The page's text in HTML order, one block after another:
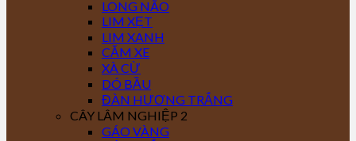
LONG NÃO
LIM XẸT
LIM XANH
CĂM XE
XÀ CỪ
DÓ BẦU
ĐÀN HƯƠNG TRẮNG
CÂY LÂM NGHIỆP 2
GÁO VÀNG